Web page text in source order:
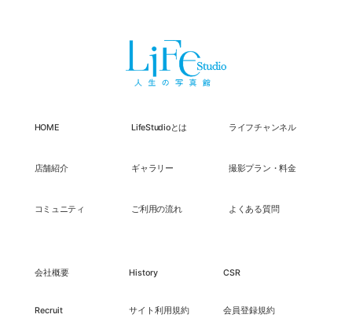
HOME LifeStudioとは ライフチャンネル
店舗紹介 ギャラリー 撮影プラン・料金
コミュニティ ご利用の流れ よくある質問
会社概要 History CSR
Recruit サイト利用規約 会員登録規約